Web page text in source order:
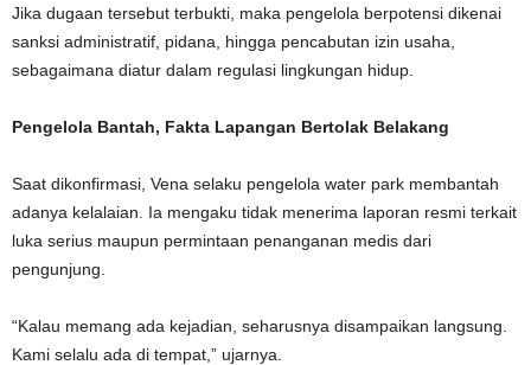
Jika dugaan tersebut terbukti, maka pengelola berpotensi dikenai
sanksi administratif, pidana, hingga pencabutan izin usaha,
sebagaimana diatur dalam regulasi lingkungan hidup.
Pengelola Bantah, Fakta Lapangan Bertolak Belakang
Saat dikonfirmasi, Vena selaku pengelola water park membantah
adanya kelalaian. Ia mengaku tidak menerima laporan resmi terkait
luka serius maupun permintaan penanganan medis dari
pengunjung.
“Kalau memang ada kejadian, seharusnya disampaikan langsung.
Kami selalu ada di tempat,” ujarnya.